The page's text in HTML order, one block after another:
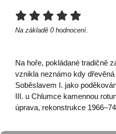
Na základě 0 hodnocení.
Na hoře, pokládané tradičně
vznikla neznámo kdy
Soběslavem I. jako
III. u Chlumce kamennou
úprava, rekonstrukce